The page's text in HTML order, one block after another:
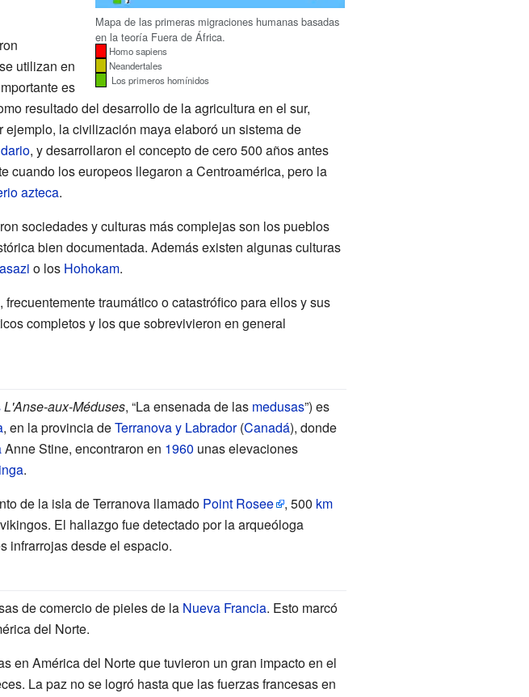
Mapa de las primeras migraciones humanas basadas
en la teoría Fuera de África.
Homo sapiens
Neandertales
Los primeros homínidos
utilizan en
es
resultado del desarrollo de la agricultura en el sur,
la civilización maya elaboró un sistema de
, y desarrollaron el concepto de cero 500 años antes
cuando los europeos llegaron a Centroamérica, pero la
azteca.
sociedades y culturas más complejas son los pueblos
bien documentada. Además existen algunas culturas
o los Hohokam.
traumático o catastrófico para ellos y sus
completos y los que sobrevivieron en general
L'Anse-aux-Méduses, “La ensenada de las medusas”) es
, en la provincia deTerranova y Labrador(Canadá), donde
Anne Stine, encontraron en 1960 unas elevaciones
.
de la isla de Terranova llamado Point Rosee , 500 km
El hallazgo fue detectado por la arqueóloga
infrarrojas desde el espacio.
de comercio de pieles de la Nueva Francia. Esto marcó
del Norte.
en América del Norte que tuvieron un gran impacto en el
La paz no se logró hasta que las fuerzas francesas en